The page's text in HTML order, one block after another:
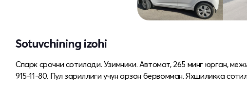
Sotuvchining izohi
Спарк срочни сотилади. Узимники. Автомат, 265 минг юрган,
915-11-80. Пул зариллиги учун арзон бервомман. Яхшиликка